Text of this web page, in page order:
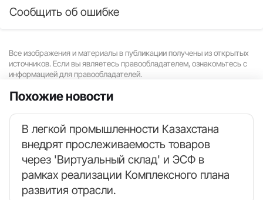
Сообщить об ошибке
Все изображения и материалы в публикации получены из открытых
источников. Если вы являетесь правообладателем, ознакомьтесь с
информацией для правообладателей.
Похожие новости
В легкой промышленности Казахстана
внедрят прослеживаемость товаров
через 'Виртуальный склад' и ЭСФ в
рамках реализации Комплексного плана
развития отрасли.